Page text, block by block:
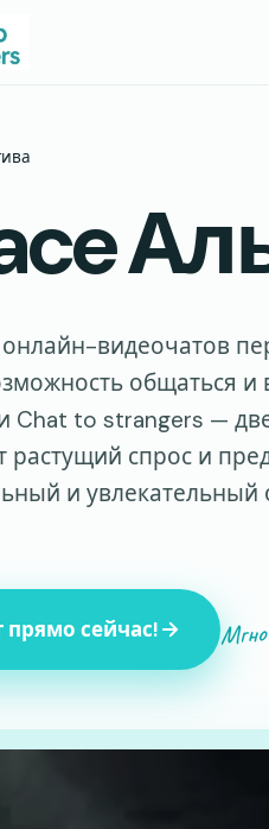
видеочатов
общаться и
Chat to strangers —
растущий спрос и
и увлекательный
прямо сейчас!